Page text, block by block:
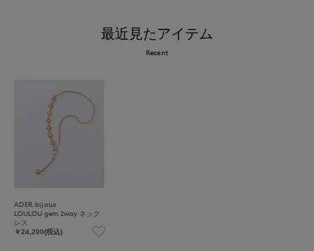
最近見たアイテム
Recent
ADER.bijoux
LOULOU gem 2way ネック
レス
￥24,200(税込)